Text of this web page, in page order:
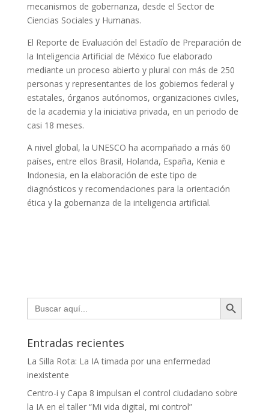
mecanismos de gobernanza, desde el Sector de
Ciencias Sociales y Humanas.
El Reporte de Evaluación del Estadío de Preparación de
la Inteligencia Artificial de México fue elaborado
mediante un proceso abierto y plural con más de 250
personas y representantes de los gobiernos federal y
estatales, órganos autónomos, organizaciones civiles,
de la academia y la iniciativa privada, en un periodo de
casi 18 meses.
A nivel global, la UNESCO ha acompañado a más 60
países, entre ellos Brasil, Holanda, España, Kenia e
Indonesia, en la elaboración de este tipo de
diagnósticos y recomendaciones para la orientación
ética y la gobernanza de la inteligencia artificial.
Buscar: Botón de búsqueda
Entradas recientes
La Silla Rota: La IA timada por una enfermedad
inexistente
Centro-i y Capa 8 impulsan el control ciudadano sobre
la IA en el taller “Mi vida digital, mi control”